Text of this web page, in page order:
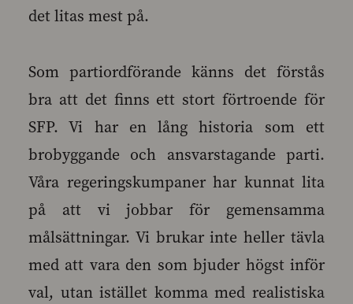
det litas mest på.
Som partiordförande känns det förstås
bra att det finns ett stort förtroende för
SFP. Vi har en lång historia som ett
brobyggande och ansvarstagande parti.
Våra regeringskumpaner har kunnat lita
på att vi jobbar för gemensamma
målsättningar. Vi brukar inte heller tävla
med att vara den som bjuder högst inför
val, utan istället komma med realistiska